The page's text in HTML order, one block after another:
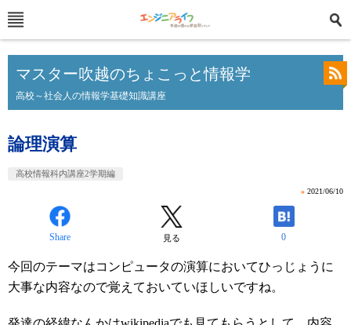
マスター吹越のちょこっと情報学
高校～社会人の情報学基礎知識講座
論理演算
高校情報科内講座2学期編
» 2021/06/10
Share 見る 0
今回のテーマはコンピュータの演算においてひっじょうに
大事な内容なので覚えておいていほしいですね。